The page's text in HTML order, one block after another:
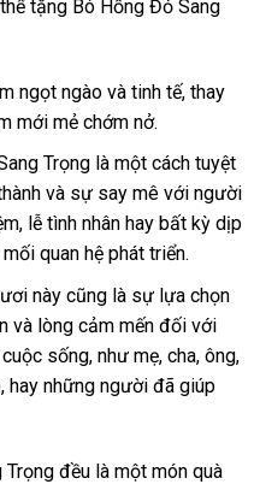
tặng Bó Hồng Đỏ Sang
ngọt ngào và tinh tế, thay
mới mẻ chớm nở.
Trọng là một cách tuyệt
và sự say mê với người
lễ tình nhân hay bất kỳ dịp
quan hệ phát triển.
này cũng là sự lựa chọn
và lòng cảm mến đối với
sống, như mẹ, cha, ông,
hay những người đã giúp
đều là một món quà